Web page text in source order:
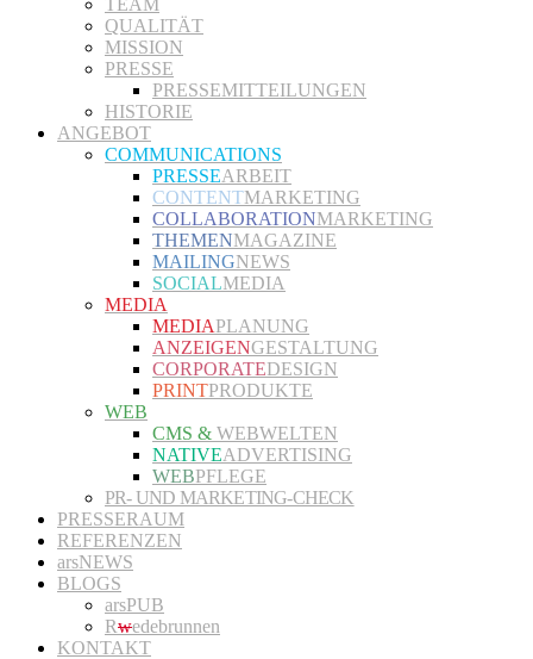
QUALITÄT
MISSION
PRESSE
PRESSEMITTEILUNGEN
HISTORIE
ANGEBOT
COMMUNICATIONS
PRESSEARBEIT
CONTENTMARKETING
COLLABORATIONMARKETING
THEMENMAGAZINE
MAILINGNEWS
SOCIALMEDIA
MEDIA
MEDIAPLANUNG
ANZEIGENGESTALTUNG
CORPORATEDESIGN
PRINTPRODUKTE
WEB
CMS & WEBWELTEN
NATIVEADVERTISING
WEBPFLEGE
PR- UND MARKETING-CHECK
PRESSERAUM
REFERENZEN
arsNEWS
BLOGS
arsPUB
Rwedebrunnen
KONTAKT